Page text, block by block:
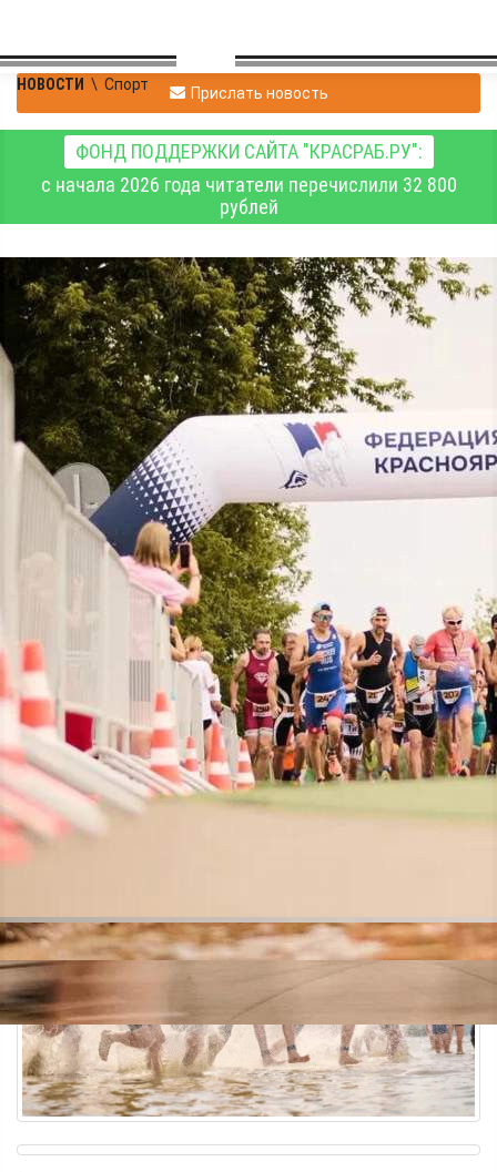
НОВОСТИ \ Спорт Прислать новость
ФОНД ПОДДЕРЖКИ САЙТА "КРАСРАБ.РУ":
с начала 2026 года читатели перечислили 32 800
рублей
Красноярские
триатлонисты –
призёры всероссийских
соревнований и этапа
Кубка страны
347